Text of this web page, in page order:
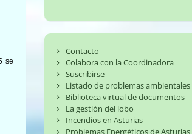
se
Contacto
Colabora con la Coordinadora
Suscribirse
Listado de problemas
Biblioteca virtual de documentos
La gestión del lobo
Incendios en Asturias
Problemas Energéticos de Asturias